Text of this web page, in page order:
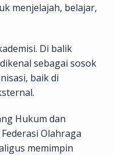
menjelajah, belajar,
Di balik
sebagai sosok
baik di
Hukum dan
Olahraga
memimpin